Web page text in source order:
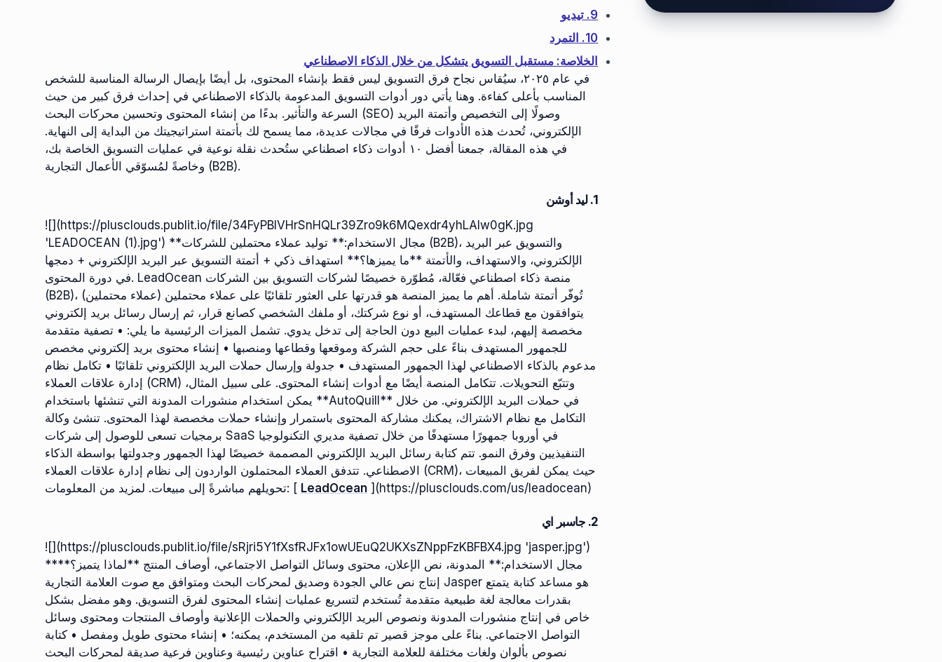
9. تيديو
10. التمرد
الخلاصة: مستقبل التسويق يتشكل من خلال الذكاء الاصطناعي
في عام ٢٠٢٥، سيُقاس نجاح فرق التسويق ليس فقط بإنشاء المحتوى، بل أيضًا بإيصال الرسالة المناسبة للشخص
المناسب بأعلى كفاءة. وهنا يأتي دور أدوات التسويق المدعومة بالذكاء الاصطناعي في إحداث فرق كبير من حيث
السرعة والتأثير. بدءًا من إنشاء المحتوى وتحسين محركات البحث (SEO) وصولًا إلى التخصيص وأتمتة البريد
الإلكتروني، تُحدث هذه الأدوات فرقًا في مجالات عديدة، مما يسمح لك بأتمتة استراتيجيتك من البداية إلى النهاية.
في هذه المقالة، جمعنا أفضل ١٠ أدوات ذكاء اصطناعي ستُحدث نقلة نوعية في عمليات التسويق الخاصة بك،
وخاصةً لمُسوّقي الأعمال التجارية (B2B).
1. ليد أوشن
![](https://plusclouds.publit.io/file/34FyPBlVHrSnHQLr39Zro9k6MQexdr4yhLAIw0gK.jpg
'LEADOCEAN (1).jpg') **مجال الاستخدام:** توليد عملاء محتملين للشركات (B2B)، والتسويق عبر البريد
الإلكتروني، والاستهداف، والأتمتة **ما يميزها؟** استهداف ذكي + أتمتة التسويق عبر البريد الإلكتروني + دمجها
في دورة المحتوى. LeadOcean منصة ذكاء اصطناعي فعّالة، مُطوّرة خصيصًا لشركات التسويق بين الشركات
(B2B)، تُوفّر أتمتة شاملة. أهم ما يميز المنصة هو قدرتها على العثور تلقائيًا على عملاء محتملين (عملاء محتملين)
يتوافقون مع قطاعك المستهدف، أو نوع شركتك، أو ملفك الشخصي كصانع قرار، ثم إرسال رسائل بريد إلكتروني
مخصصة إليهم، لبدء عمليات البيع دون الحاجة إلى تدخل يدوي. تشمل الميزات الرئيسية ما يلي: • تصفية متقدمة
للجمهور المستهدف بناءً على حجم الشركة وموقعها وقطاعها ومنصبها • إنشاء محتوى بريد إلكتروني مخصص
مدعوم بالذكاء الاصطناعي لهذا الجمهور المستهدف • جدولة وإرسال حملات البريد الإلكتروني تلقائيًا • تكامل نظام
إدارة علاقات العملاء (CRM) وتتبّع التحويلات. تتكامل المنصة أيضًا مع أدوات إنشاء المحتوى. على سبيل المثال،
يمكن استخدام منشورات المدونة التي تنشئها باستخدام **AutoQuill** في حملات البريد الإلكتروني. من خلال
التكامل مع نظام الاشتراك، يمكنك مشاركة المحتوى باستمرار وإنشاء حملات مخصصة لهذا المحتوى. تنشئ وكالة
برمجيات تسعى للوصول إلى شركات SaaS في أوروبا جمهورًا مستهدفًا من خلال تصفية مديري التكنولوجيا
التنفيذيين وفرق النمو. تتم كتابة رسائل البريد الإلكتروني المصممة خصيصًا لهذا الجمهور وجدولتها بواسطة الذكاء
الاصطناعي. تتدفق العملاء المحتملون الواردون إلى نظام إدارة علاقات العملاء (CRM)، حيث يمكن لفريق المبيعات
تحويلهم مباشرةً إلى مبيعات. لمزيد من المعلومات: [ LeadOcean ](https://plusclouds.com/us/leadocean)
2. جاسبر اي
![](https://plusclouds.publit.io/file/sRjri5Y1fXsfRJFx1owUEuQ2UKXsZNppFzKBFBX4.jpg 'jasper.jpg')
**مجال الاستخدام:** المدونة، نص الإعلان، محتوى وسائل التواصل الاجتماعي، أوصاف المنتج **لماذا يتميز؟**
إنتاج نص عالي الجودة وصديق لمحركات البحث ومتوافق مع صوت العلامة التجارية Jasper هو مساعد كتابة يتمتع
بقدرات معالجة لغة طبيعية متقدمة تُستخدم لتسريع عمليات إنشاء المحتوى لفرق التسويق. وهو مفضل بشكل
خاص في إنتاج منشورات المدونة ونصوص البريد الإلكتروني والحملات الإعلانية وأوصاف المنتجات ومحتوى وسائل
التواصل الاجتماعي. بناءً على موجز قصير تم تلقيه من المستخدم، يمكنه؛ • إنشاء محتوى طويل ومفصل • كتابة
نصوص بألوان ولغات مختلفة للعلامة التجارية • اقتراح عناوين رئيسية وعناوين فرعية صديقة لمحركات البحث